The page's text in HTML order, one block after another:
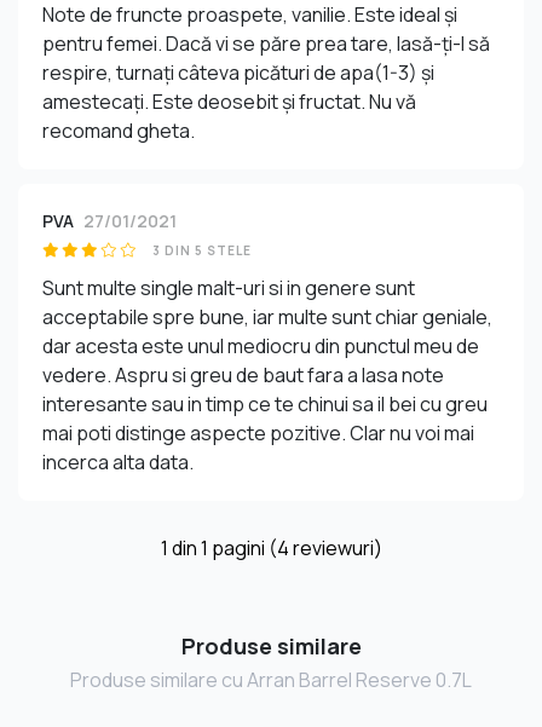
Note de fruncte proaspete, vanilie. Este ideal și
pentru femei. Dacă vi se păre prea tare, lasă-ți-l să
respire, turnați câteva picături de apa(1-3) și
amestecați. Este deosebit și fructat. Nu vă
recomand gheta.
PVA 27/01/2021
3 DIN 5 STELE
Sunt multe single malt-uri si in genere sunt
acceptabile spre bune, iar multe sunt chiar geniale,
dar acesta este unul mediocru din punctul meu de
vedere. Aspru si greu de baut fara a lasa note
interesante sau in timp ce te chinui sa il bei cu greu
mai poti distinge aspecte pozitive. Clar nu voi mai
incerca alta data.
1 din1 pagini (4 reviewuri)
Produse similare
Produse similare cu Arran Barrel Reserve 0.7L